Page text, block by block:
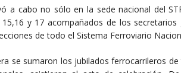
a cabo no sólo en la sede nacional del
y 17 acompañados de los secretarios
de todo el Sistema Ferroviario
se sumaron los jubilados ferrocarrileros